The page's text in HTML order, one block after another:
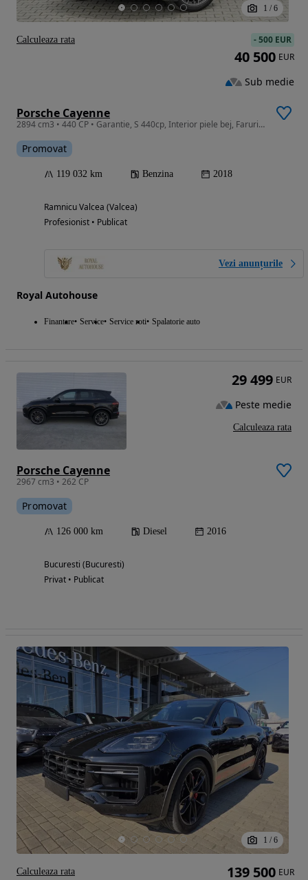
1 / 6
Porsche Cayenne
2894 cm3 • 440 CP • Garantie, S 440cp, Interior piele bej, Faruri led, Distronic, Camere
Promovat
119 032 km Benzina 2018
Ramnicu Valcea (Valcea)
Profesionist • Publicat
Vezi anunțurile
Royal Autohouse
Finantare Service Service roti Spalatorie auto
-500 EUR
40 500 EUR
Sub medie
Calculeaza rata
Porsche Cayenne
2967 cm3 • 262 CP
Promovat
126 000 km Diesel 2016
Bucuresti (Bucuresti)
Privat • Publicat
29 499 EUR
Peste medie
Calculeaza rata
1 / 6
139 500 EUR
Calculeaza rata